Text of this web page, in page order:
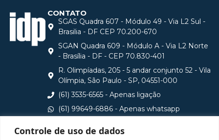
Controle de uso de dados
CONTATO
SGAS Quadra 607 - Módulo 49 - Via L2 Sul -
Brasilia - DF CEP 70.200-670
SGAN Quadra 609 - Módulo A - Via L2 Norte
- Brasília - DF - CEP 70.830-401
R. Olimpíadas, 205 - 5 andar conjunto 52 - Vila
Olímpia, São Paulo - SP, 04551-000
(61) 3535-6565 - Apenas ligação
(61) 99649-6886 - Apenas whatsapp